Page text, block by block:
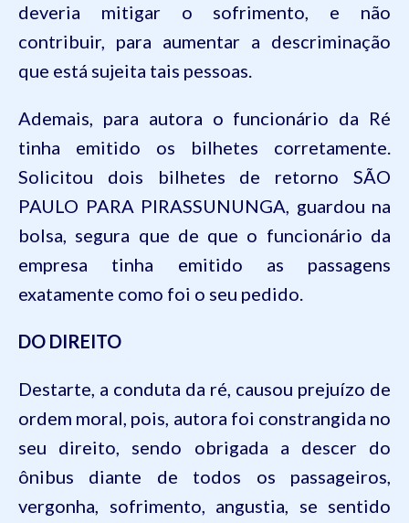
deveria mitigar o sofrimento, e não
contribuir, para aumentar a descriminação
que está sujeita tais pessoas.
Ademais, para autora o funcionário da Ré
tinha emitido os bilhetes corretamente.
Solicitou dois bilhetes de retorno SÃO
PAULO PARA PIRASSUNUNGA, guardou na
bolsa, segura que de que o funcionário da
empresa tinha emitido as passagens
exatamente como foi o seu pedido.
DO DIREITO
Destarte, a conduta da ré, causou prejuízo de
ordem moral, pois, autora foi constrangida no
seu direito, sendo obrigada a descer do
ônibus diante de todos os passageiros,
vergonha, sofrimento, angustia, se sentido